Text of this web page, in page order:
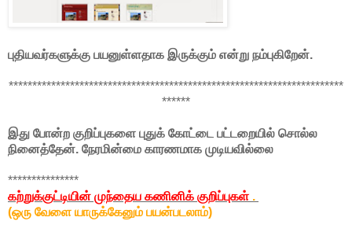
புதியவர்களுக்கு பயனுள்ளதாக இருக்கும் என்று நம்புகிறேன்.
***********************************************************************
******
இது போன்ற குறிப்புகளை புதுக் கோட்டை பட்டறையில் சொல்ல
நினைத்தேன். நேரமின்மை காரணமாக முடியவில்லை
***************
கற்றுக்குட்டியின் முந்தைய கணினிக் குறிப்புகள் .
(ஒரு வேளை யாருக்கேனும் பயன்படலாம்)